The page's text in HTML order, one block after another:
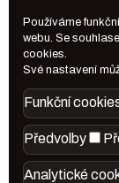
Používáme
webu. Se
cookies.
Své nastavení
Funkční
Předvolby
Analytické